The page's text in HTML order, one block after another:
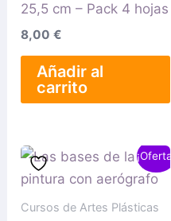
25,5 cm – Pack 4 hojas
8,00€
Añadir al
carrito
¡Oferta!
Cursos de Artes Plásticas
El
original
99,90 €.
El
precio
actual
29,90 €.